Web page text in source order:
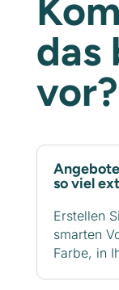
das
vor?
so viel
Erstellen
smarten
Farbe, in